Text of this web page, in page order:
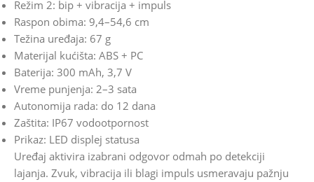
Režim 2: bip + vibracija + impuls
Raspon obima: 9,4–54,6 cm
Težina uređaja: 67 g
Materijal kućišta: ABS + PC
Baterija: 300 mAh, 3,7 V
Vreme punjenja: 2–3 sata
Autonomija rada: do 12 dana
Zaštita: IP67 vodootpornost
Prikaz: LED displej statusa
Uređaj aktivira izabrani odgovor odmah po detekciji
lajanja. Zvuk, vibracija ili blagi impuls usmeravaju pažnju